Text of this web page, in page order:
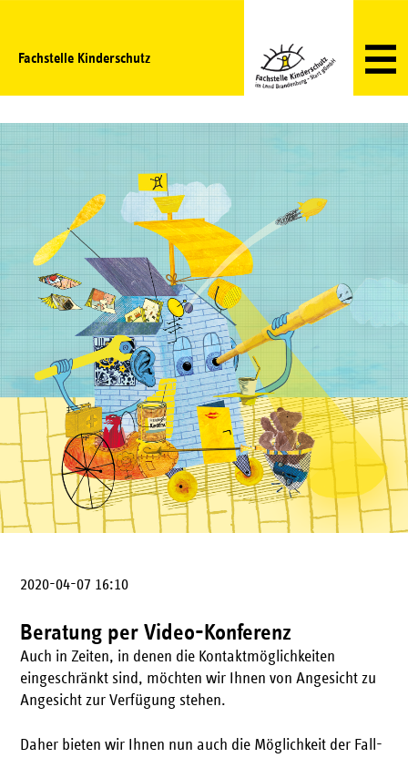
Fachstelle Kinderschutz
2020-04-07 16:10
Beratung per Video-Konferenz
Auch in Zeiten, in denen die Kontaktmöglichkeiten
eingeschränkt sind, möchten wir Ihnen von Angesicht zu
Angesicht zur Verfügung stehen.
Daher bieten wir Ihnen nun auch die Möglichkeit der Fall-